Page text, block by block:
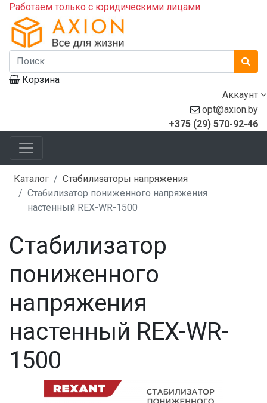
Работаем только с юридическими лицами
Корзина
Аккаунт
opt@axion.by
+375 (29) 570-92-46
Каталог
Стабилизаторы напряжения
Стабилизатор пониженного напряжения
настенный REX-WR-1500
Стабилизатор
пониженного
напряжения
настенный REX-WR-
1500